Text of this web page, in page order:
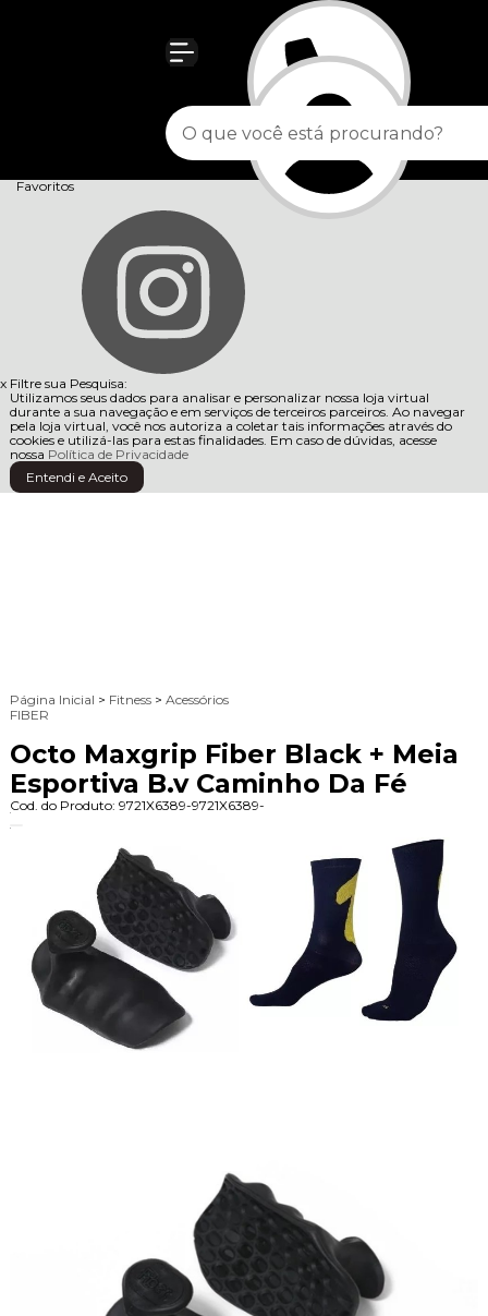
Favoritos
x Filtre sua Pesquisa:
Utilizamos seus dados para analisar e personalizar nossa loja virtual
durante a sua navegação e em serviços de terceiros parceiros. Ao navegar
pela loja virtual, você nos autoriza a coletar tais informações através do
cookies e utilizá-las para estas finalidades. Em caso de dúvidas, acesse
nossa Política de Privacidade
Entendi e Aceito
Página Inicial > Fitness > Acessórios
FIBER
Octo Maxgrip Fiber Black + Meia
Esportiva B.v Caminho Da Fé
Cod. do Produto: 9721X6389-9721X6389-